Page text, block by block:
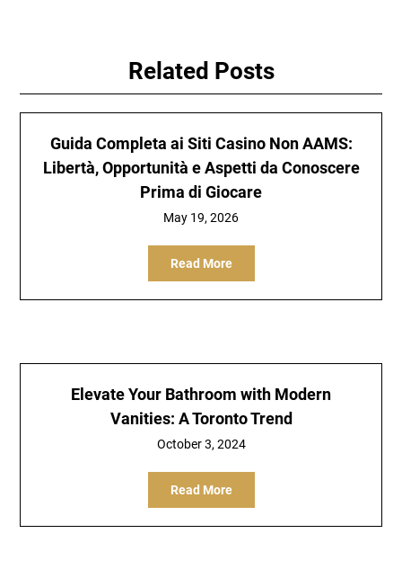
Related Posts
Guida Completa ai Siti Casino Non AAMS:
Libertà, Opportunità e Aspetti da Conoscere
Prima di Giocare
May 19, 2026
Read More
Elevate Your Bathroom with Modern
Vanities: A Toronto Trend
October 3, 2024
Read More